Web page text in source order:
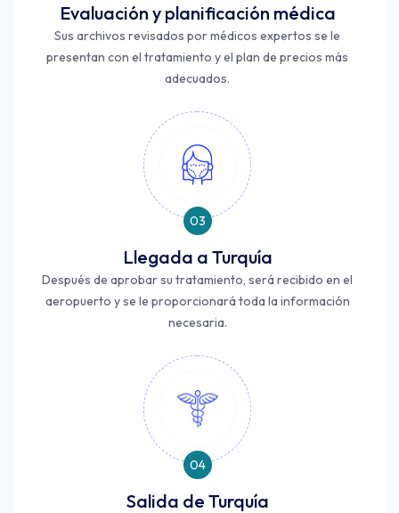
Evaluación y planificación médica
Sus archivos revisados ​​por médicos expertos se le
presentan con el tratamiento y el plan de precios más
adecuados.
03
Llegada a Turquía
Después de aprobar su tratamiento, será recibido en el
aeropuerto y se le proporcionará toda la información
necesaria.
04
Salida de Turquía